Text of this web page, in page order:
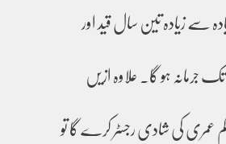
سے زیادہ تین سال قید اور
جرمانہ ہو گا۔ علاوہ ازیں
کم عمری کی شادی رجسٹر کرے گا تو